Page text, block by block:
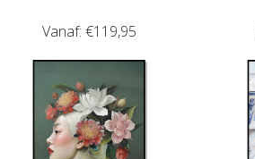
Vanaf: €119,95